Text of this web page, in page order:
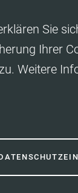
Sie
Ihrer
Weitere